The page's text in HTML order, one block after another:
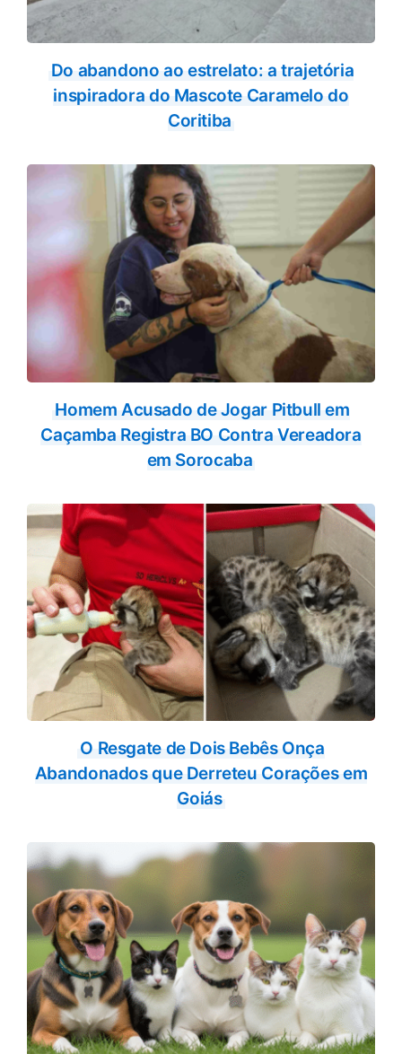
Do abandono ao estrelato: a trajetória
inspiradora do Mascote Caramelo do
Coritiba
Homem Acusado de Jogar Pitbull em
Caçamba Registra BO Contra Vereadora
em Sorocaba
O Resgate de Dois Bebês Onça
Abandonados que Derreteu Corações em
Goiás